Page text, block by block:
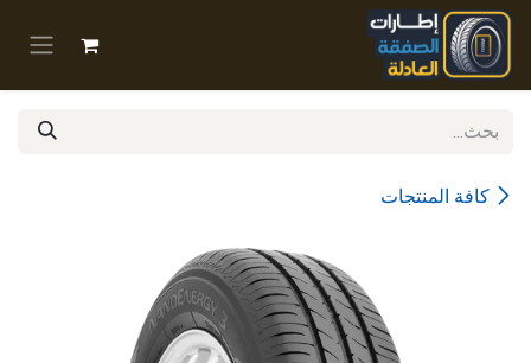
تخطي للذهاب إلى المحتوى
كافة المنتجات